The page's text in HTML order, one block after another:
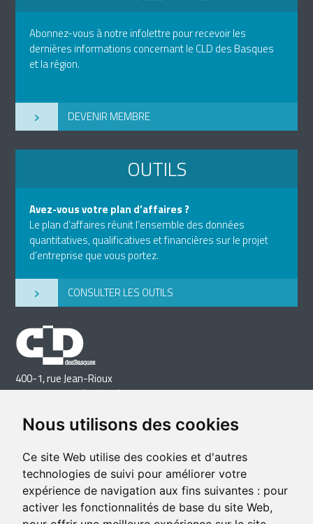
Nous utilisons des cookies
Ce site Web utilise des cookies et d'autres
technologies de suivi pour améliorer votre
expérience de navigation aux fins suivantes : pour
activer les fonctionnalités de base du site Web,
Abonnez-vous à notre infolettre pour recevoir les
dernières informations concernant le CLD des Basques
et la région.
› DEVENIR MEMBRE
OUTILS
Avez-vous votre plan d’affaires ?
Le plan d’affaires réunit l’ensemble des données
quantitatives, qualificatives et financières sur le projet
d’entreprise que vous portez.
› CONSULTER LES OUTILS
400-1, rue Jean-Rioux
Trois-Pistoles (Québec) G0L 4K0
Télécopieur: 418 851-1237